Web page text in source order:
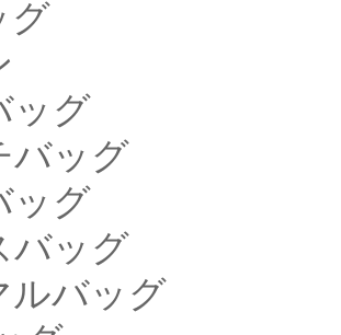
グ
ッグ
バッグ
ッグ
バッグ
ルバッグ